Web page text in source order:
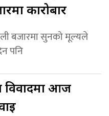
कारोबार
बजारमा सुनको मूल्यले
पनि
विवादमा आज